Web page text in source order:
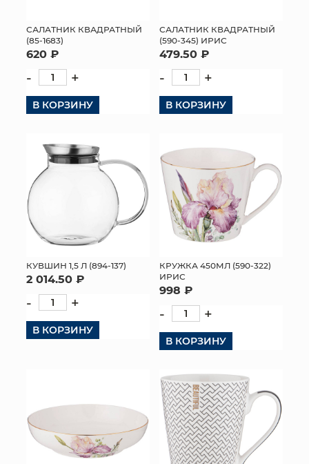
САЛАТНИК КВАДРАТНЫЙ
(85-1683)
620 ₽
- +
В КОРЗИНУ
САЛАТНИК КВАДРАТНЫЙ
(590-345) ИРИС
479.50 ₽
- +
В КОРЗИНУ
КУВШИН 1,5 Л (894-137)
2 014.50 ₽
- +
В КОРЗИНУ
КРУЖКА 450МЛ (590-322)
ИРИС
998 ₽
- +
В КОРЗИНУ